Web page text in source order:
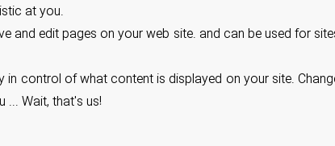
at you.
and edit pages on your web site. and can be used for
in control of what content is displayed on your site.
... Wait, that's us!